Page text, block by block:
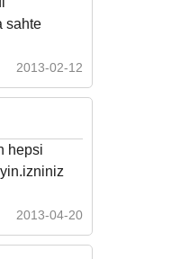
sahte
2013-02-12
hepsi
2013-04-20